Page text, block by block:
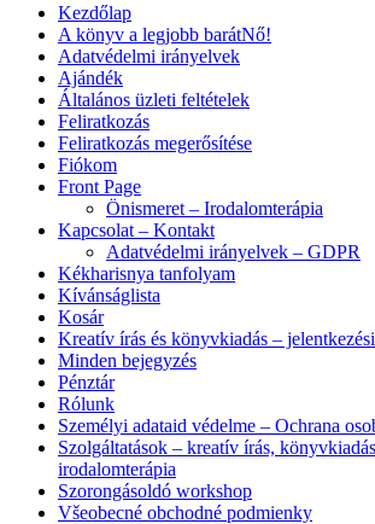
Kezdőlap
A könyv a legjobb barátNő!
Adatvédelmi irányelvek
Ajándék
Általános üzleti feltételek
Feliratkozás
Feliratkozás megerősítése
Fiókom
Front Page
Önismeret – Irodalomterápia
Kapcsolat – Kontakt
Adatvédelmi irányelvek – GDPR
Kékharisnya tanfolyam
Kívánságlista
Kosár
Kreatív írás és könyvkiadás –
Minden bejegyzés
Pénztár
Rólunk
Személyi adataid védelme – Ochrana
Szolgáltatások – kreatív írás,
irodalomterápia
Szorongásoldó workshop
Všeobecné obchodné podmienky